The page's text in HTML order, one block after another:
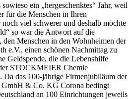
ein „hergeschenktes“ Jahr, weil
für die Menschen in Ihren
viel schwerer und deshalb möchte
so war die Antwort auf die
Menschen in den Wohnheimen der
e.V., einen schönen Nachmittag zu
Geldspende, die die Lebenshilfe
STOCKMEIER Chemie
das 100-jährige Firmenjubiläum der
& Co. KG Corona bedingt
an 100 Einrichtungen jeweils